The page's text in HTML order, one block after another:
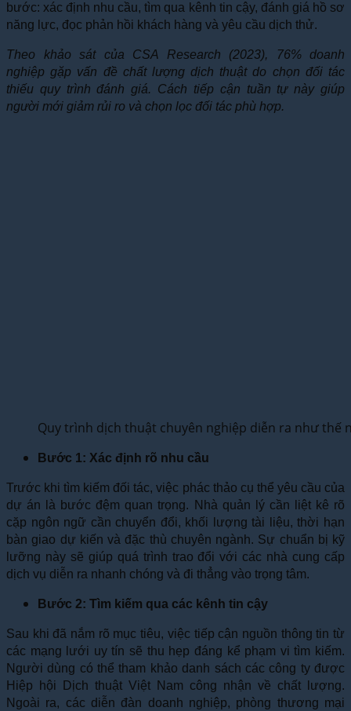
bước: xác định nhu cầu, tìm qua kênh tin cậy, đánh giá hồ sơ
năng lực, đọc phản hồi khách hàng và yêu cầu dịch thử.
Theo khảo sát của CSA Research (2023), 76% doanh
nghiệp gặp vấn đề chất lượng dịch thuật do chọn đối tác
thiếu quy trình đánh giá. Cách tiếp cận tuần tự này giúp
người mới giảm rủi ro và chọn lọc đối tác phù hợp.
Quy trình dịch thuật chuyên nghiệp diễn ra như thế
Bước 1: Xác định rõ nhu cầu
Trước khi tìm kiếm đối tác, việc phác thảo cụ thể yêu cầu của
dự án là bước đệm quan trọng. Nhà quản lý cần liệt kê rõ
cặp ngôn ngữ cần chuyển đổi, khối lượng tài liệu, thời hạn
bàn giao dự kiến và đặc thù chuyên ngành. Sự chuẩn bị kỹ
lưỡng này sẽ giúp quá trình trao đổi với các nhà cung cấp
dịch vụ diễn ra nhanh chóng và đi thẳng vào trọng tâm.
Bước 2: Tìm kiếm qua các kênh tin cậy
Sau khi đã nắm rõ mục tiêu, việc tiếp cận nguồn thông tin từ
các mạng lưới uy tín sẽ thu hẹp đáng kể phạm vi tìm kiếm.
Người dùng có thể tham khảo danh sách các công ty được
Hiệp hội Dịch thuật Việt Nam công nhận về chất lượng.
Ngoài ra, các diễn đàn doanh nghiệp, phòng thương mại